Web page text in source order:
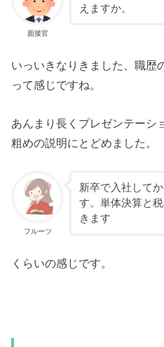
面接官
えますか。
いっいきなりきました、職歴
って感じですね。
あんまり長くプレゼンテーシ
粗めの説明にとどめました。
フルーツ
新卒で入社して
す。単体決算と
きます
くらいの感じです。